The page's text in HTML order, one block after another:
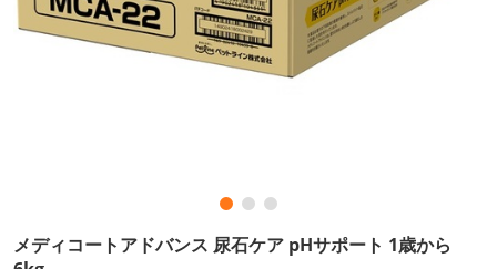
メディコートアドバンス 尿石ケア pHサポート 1歳から